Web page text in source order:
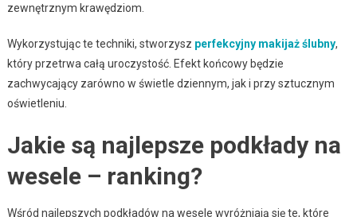
zewnętrznym krawędziom.
Wykorzystując te techniki, stworzysz perfekcyjny makijaż ślubny,
który przetrwa całą uroczystość. Efekt końcowy będzie
zachwycający zarówno w świetle dziennym, jak i przy sztucznym
oświetleniu.
Jakie są najlepsze podkłady na
wesele – ranking?
Wśród najlepszych podkładów na wesele wyróżniają się te, które